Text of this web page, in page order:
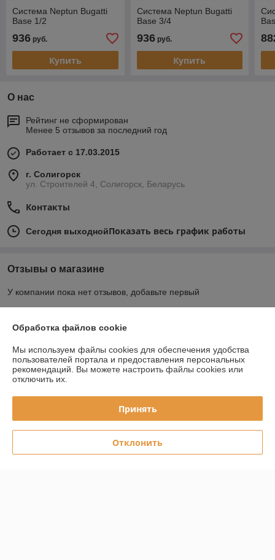
Система Neptun Bugatti
Base 1/2
936 руб.
Купить
Система Neptun Bugatti
Base 3/4
936руб.
Купить
О нас
Рейтинг не сформирован
Менее 5 отзывов за последний год
Работает с 17.03.2015
г. Солигорск
ул. Строителей 4, Солигорск, Беларусь
Контакты
Сегодня выходнойПоказать весь график работы
Отзывы о магазине
У компании пока нет отзывов, добавьте первый
О нас
Контакты
Доставка и оплата
Обработка файлов cookie
Мы используем файлы cookies для обеспечения удобства
пользователей портала и предоставления персональных
рекомендаций. Вы можете настроить файлы cookies или
отключить их.
Принять
Отклонить